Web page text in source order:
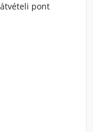
pont